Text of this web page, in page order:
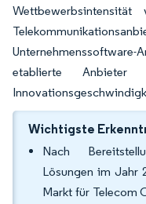
etablierte
Wichtigste
Nach
Lösungen im Jahr
Markt für Telecom